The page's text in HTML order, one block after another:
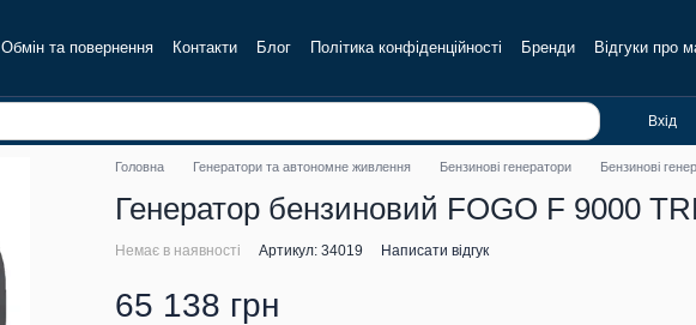
Обмін та повернення Контакти Блог Політика конфіденційності Бренди Відгуки про
Вхід
Головна Генератори та автономне живлення Бензинові генератори Бензинові
Генератор бензиновий FOGO F 9000
Немає в наявності Артикул: 34019 Написати відгук
65 138 грн